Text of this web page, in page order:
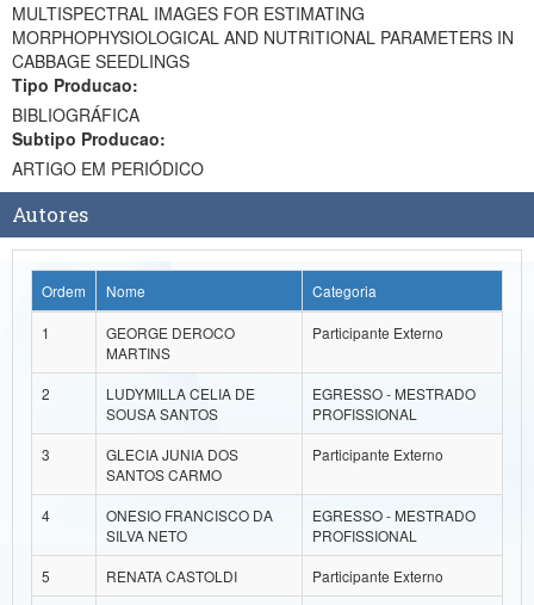
Ministério de Minas e Energia
Ministério da Ciência, Tecnologia, Inovações e Comunicações
Ministério do Turismo
Ministério do Desenvolvimento Regional
Controladoria-Geral da União
Secretaria de Governo
Gabinete de Segurança Institucional
Advocacia-Geral da União
Banco Central do Brasil
MULTISPECTRAL IMAGES FOR ESTIMATING
MORPHOPHYSIOLOGICAL AND NUTRITIONAL PARAMETERS IN
CABBAGE SEEDLINGS
Tipo Producao:
BIBLIOGRÁFICA
Subtipo Producao:
ARTIGO EM PERIÓDICO
Autores
Ordem Nome Categoria
1
GEORGE DEROCO
MARTINS
Participante Externo
2
LUDYMILLA CELIA DE
SOUSA SANTOS
EGRESSO - MESTRADO
PROFISSIONAL
3
GLECIA JUNIA DOS
SANTOS CARMO
Participante Externo
4
ONESIO FRANCISCO DA
SILVA NETO
EGRESSO - MESTRADO
PROFISSIONAL
5
RENATA CASTOLDI
Participante Externo